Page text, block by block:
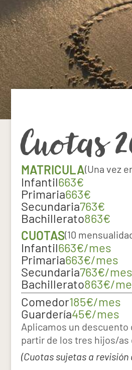
Cuotas
MATRICULA(Una vez
Infantil663€
Primaria663€
Secundaria763€
Bachillerato863€
CUOTAS(10
Infantil663€/mes
Primaria663€/mes
Secundaria763€/mes
Bachillerato863€/
Comedor185€/mes
Guardería45€/mes
Aplicamos un descuento
partir de los tres hijos/as
(Cuotas sujetas a revisión